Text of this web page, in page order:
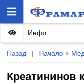
Назад | Начало
Креатининов
Инфо